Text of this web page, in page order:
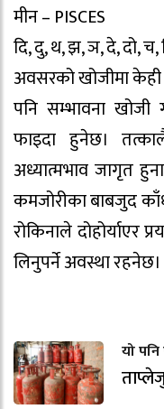
मीन – PISCES
दि, दु, थ, झ, ञ, दे, दो, च,
अवसरको खोजीमा केही
पनि सम्भावना खोजी
फाइदा हुनेछ।
अध्यात्मभाव जागृत
कमजोरीका बाबजुद
रोकिनाले दोहोर्याएर
लिनुपर्ने अवस्था रहनेछ।
यो